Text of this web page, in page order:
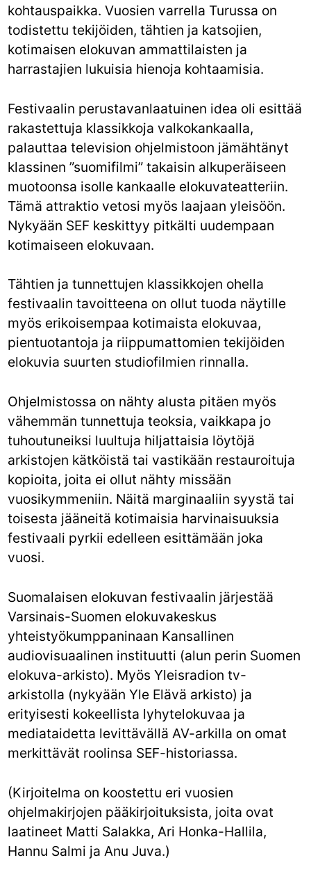
kohtauspaikka. Vuosien varrella Turussa on
todistettu tekijöiden, tähtien ja katsojien,
kotimaisen elokuvan ammattilaisten ja
harrastajien lukuisia hienoja kohtaamisia.
Festivaalin perustavanlaatuinen idea oli esittää
rakastettuja klassikkoja valkokankaalla,
palauttaa television ohjelmistoon jämähtänyt
klassinen ”suomifilmi” takaisin alkuperäiseen
muotoonsa isolle kankaalle elokuvateatteriin.
Tämä attraktio vetosi myös laajaan yleisöön.
Nykyään SEF keskittyy pitkälti uudempaan
kotimaiseen elokuvaan.
Tähtien ja tunnettujen klassikkojen ohella
festivaalin tavoitteena on ollut tuoda näytille
myös erikoisempaa kotimaista elokuvaa,
pientuotantoja ja riippumattomien tekijöiden
elokuvia suurten studiofilmien rinnalla.
Ohjelmistossa on nähty alusta pitäen myös
vähemmän tunnettuja teoksia, vaikkapa jo
tuhoutuneiksi luultuja hiljattaisia löytöjä
arkistojen kätköistä tai vastikään restauroituja
kopioita, joita ei ollut nähty missään
vuosikymmeniin. Näitä marginaaliin syystä tai
toisesta jääneitä kotimaisia harvinaisuuksia
festivaali pyrkii edelleen esittämään joka
vuosi.
Suomalaisen elokuvan festivaalin järjestää
Varsinais-Suomen elokuvakeskus
yhteistyökumppaninaan Kansallinen
audiovisuaalinen instituutti (alun perin Suomen
elokuva-arkisto). Myös Yleisradion tv-
arkistolla (nykyään Yle Elävä arkisto) ja
erityisesti kokeellista lyhytelokuvaa ja
mediataidetta levittävällä AV-arkilla on omat
merkittävät roolinsa SEF-historiassa.
(Kirjoitelma on koostettu eri vuosien
ohjelmakirjojen pääkirjoituksista, joita ovat
laatineet Matti Salakka, Ari Honka-Hallila,
Hannu Salmi ja Anu Juva.)